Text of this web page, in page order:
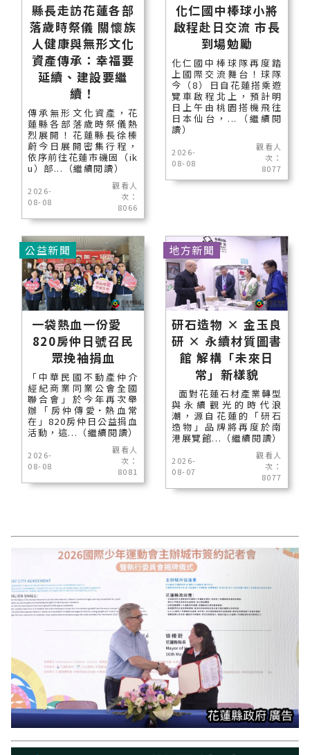
縣長走訪花蓮各部
落歲時祭儀 關懷族
人健康與無形文化
資產傳承：幸福要
延續、建設要繼
續！
傳承無形文化資產，花
蓮縣各部落歲時祭儀熱
烈展開！花蓮縣長徐榛
蔚今日展開密集行程，
依序前往花蓮市磯固（ik
u）部...（繼續閱讀）
2026-
08-08
觀看人
次：
8066
化仁國中棒球小將
啟程赴日交流 市長
到場勉勵
化仁國中棒球隊再度踏
上國際交流舞台！球隊
今（8）日自花蓮搭乘遊
覽車啟程北上，預計明
日上午由桃園搭機飛往
日本仙台，...（繼續閱
讀）
2026-
08-08
觀看人
次：
8077
一袋熱血一份愛
820房仲日號召民
眾挽袖捐血
「中華民國不動產仲介
經紀商業同業公會全國
聯合會」於今年再次舉
辦「房仲傳愛˙熱血常
在」820房仲日公益捐血
活動，這...（繼續閱讀）
2026-
08-08
觀看人
次：
8081
公益新聞
研石造物 × 金玉良
研 × 永續材質圖書
館 解構「未來日
常」新樣貌
面對花蓮石材產業轉型
與永續觀光的時代浪
潮，源自花蓮的「研石
造物」品牌將再度於南
港展覽館...（繼續閱讀）
2026-
08-07
觀看人
次：
8077
地方新聞